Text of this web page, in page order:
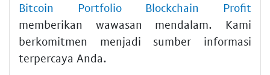
Bitcoin Portfolio Blockchain Profit
memberikan wawasan mendalam. Kami
berkomitmen menjadi sumber informasi
terpercaya Anda.